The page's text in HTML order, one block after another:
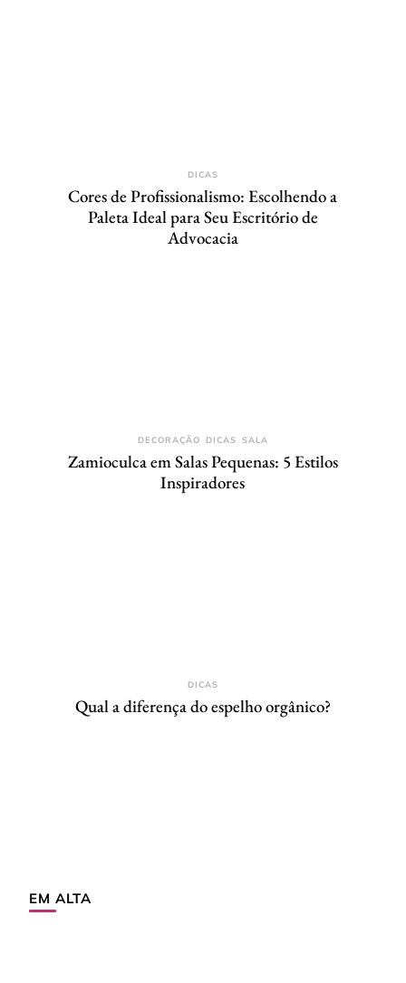
DICAS
Cores de Profissionalismo: Escolhendo a
Paleta Ideal para Seu Escritório de
Advocacia
DECORAÇÃO DICAS SALA
Zamioculca em Salas Pequenas: 5 Estilos
Inspiradores
DICAS
Qual a diferença do espelho orgânico?
EM ALTA